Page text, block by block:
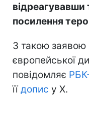
посилення
З такою заявою
європейської
повідомляє
їїдопис у Х.